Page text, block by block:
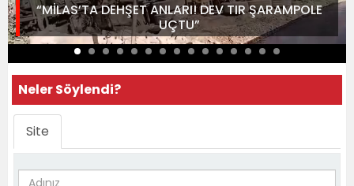
“MİLAS’TA DEHŞET ANLARI! DEV TIR ŞARAMPOLE
UÇTU”
Neler Söylendi?
Site